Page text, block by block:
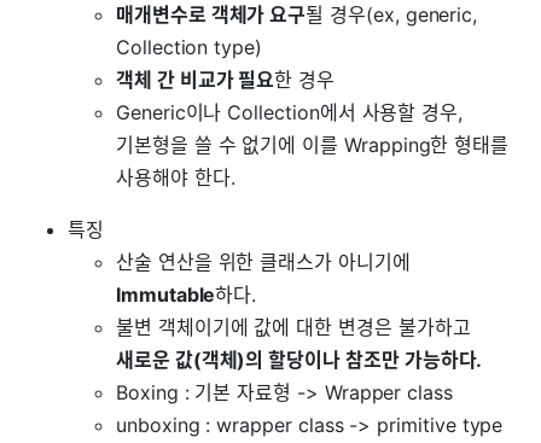
매개변수로 객체가 요구될 경우(ex, generic,
Collection type)
객체 간 비교가 필요한 경우
Generic이나 Collection에서 사용할 경우,
기본형을 쓸 수 없기에 이를 Wrapping한 형태를
사용해야 한다.
특징
산술 연산을 위한 클래스가 아니기에
Immutable하다.
불변 객체이기에 값에 대한 변경은 불가하고
새로운 값(객체)의 할당이나 참조만 가능하다.
Boxing : 기본 자료형 -> Wrapper class
unboxing : wrapper class -> primitive type